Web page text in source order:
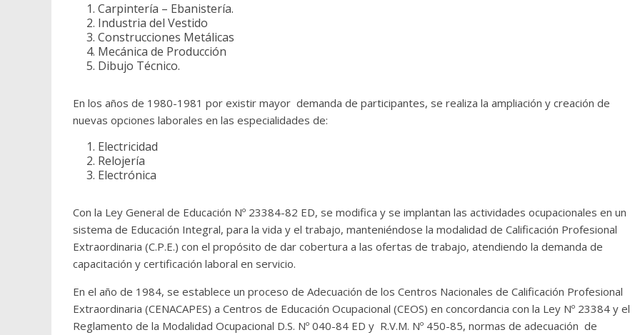
Carpintería – Ebanistería.
Industria del Vestido
Construcciones Metálicas
Mecánica de Producción
Dibujo Técnico.
En los años de 1980-1981 por existir mayor demanda de participantes, se realiza la ampliación y creación de
nuevas opciones laborales en las especialidades de:
Electricidad
Relojería
Electrónica
Con la Ley General de Educación Nº 23384-82 ED, se modifica y se implantan las actividades ocupacionales en un
sistema de Educación Integral, para la vida y el trabajo, manteniéndose la modalidad de Calificación Profesional
Extraordinaria (C.P.E.) con el propósito de dar cobertura a las ofertas de trabajo, atendiendo la demanda de
capacitación y certificación laboral en servicio.
En el año de 1984, se establece un proceso de Adecuación de los Centros Nacionales de Calificación Profesional
Extraordinaria (CENACAPES) a Centros de Educación Ocupacional (CEOS) en concordancia con la Ley Nº 23384 y el
Reglamento de la Modalidad Ocupacional D.S. Nº 040-84 ED y R.V.M. Nº 450-85, normas de adecuación de